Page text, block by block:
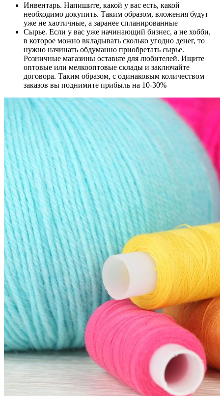
Инвентарь. Напишите, какой у вас есть, какой
необходимо докупить. Таким образом, вложения будут
уже не хаотичные, а заранее спланированные
Сырье. Если у вас уже начинающий бизнес, а не хобби,
в которое можно вкладывать сколько угодно денег, то
нужно начинать обдуманно приобретать сырье.
Розничные магазины оставьте для любителей. Ищите
оптовые или мелкооптовые склады и заключайте
договора. Таким образом, с одинаковым количеством
заказов вы поднимите прибыль на 10-30%